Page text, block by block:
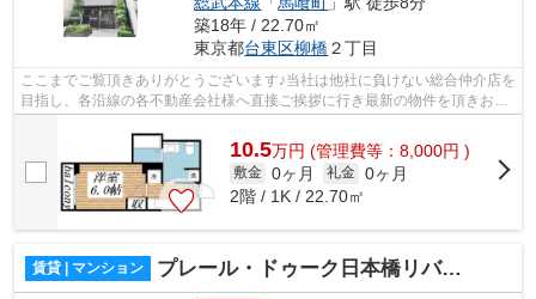
築18年 / 22.70㎡
東京都台東区柳橋２丁目
ここまでご覧頂きありがとうございます♪当社は他社に負けない総合仲介店を
目指し、各沿線の各不動産会社様へ直接ご挨拶に行き最新の物件を頂きお客
10.5万円 (管理費等：8,000円 )
敷金 0ヶ月 礼金 0ヶ月
2階 / 1K / 22.70㎡
賃貸 | マンション プレール・ドゥーク日本橋リバーサイド